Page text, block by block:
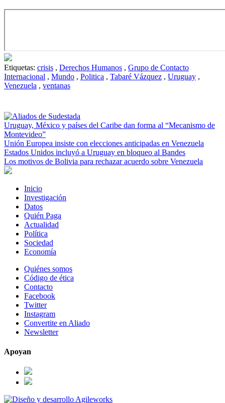
Etiquetas: crisis , Derechos Humanos , Grupo de Contacto
Internacional , Mundo , Politica , Tabaré Vázquez , Uruguay ,
Venezuela , ventanas
Uruguay, México y países del Caribe dan forma al “Mecanismo de
Montevideo”
Unión Europea insiste con elecciones anticipadas en Venezuela
Estados Unidos incluyó a Uruguay en bloqueo al Bandes
Los motivos de Bolivia para rechazar acuerdo sobre Venezuela
Inicio
Investigación
Datos
Quién Paga
Actualidad
Política
Sociedad
Economía
Quiénes somos
Código de ética
Contacto
Facebook
Twitter
Instagram
Convertite en Aliado
Newsletter
Apoyan